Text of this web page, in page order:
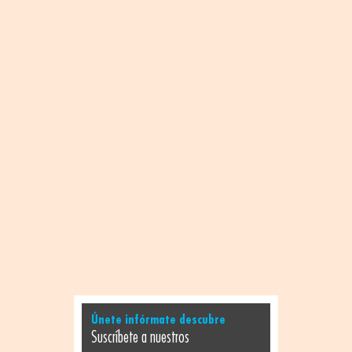
Únete infórmate descubre
Suscríbete a nuestros